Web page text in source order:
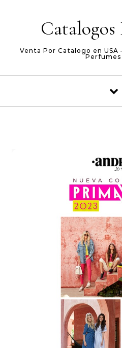
Venta Por Catalogo en USA
Perfumes